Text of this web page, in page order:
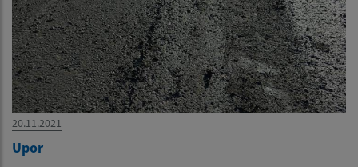
20.11.2021
Upor